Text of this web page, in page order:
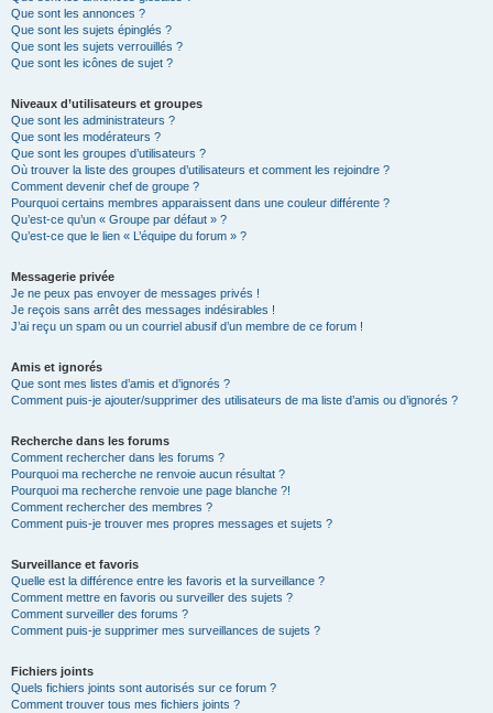
Que sont les annonces ?
Que sont les sujets épinglés ?
Que sont les sujets verrouillés ?
Que sont les icônes de sujet ?
Niveaux d’utilisateurs et groupes
Que sont les administrateurs ?
Que sont les modérateurs ?
Que sont les groupes d’utilisateurs ?
Où trouver la liste des groupes d’utilisateurs et comment les rejoindre ?
Comment devenir chef de groupe ?
Pourquoi certains membres apparaissent dans une couleur différente ?
Qu’est-ce qu’un « Groupe par défaut » ?
Qu’est-ce que le lien « L’équipe du forum » ?
Messagerie privée
Je ne peux pas envoyer de messages privés !
Je reçois sans arrêt des messages indésirables !
J’ai reçu un spam ou un courriel abusif d’un membre de ce forum !
Amis et ignorés
Que sont mes listes d’amis et d’ignorés ?
Comment puis-je ajouter/supprimer des utilisateurs de ma liste d’amis ou d’ignorés ?
Recherche dans les forums
Comment rechercher dans les forums ?
Pourquoi ma recherche ne renvoie aucun résultat ?
Pourquoi ma recherche renvoie une page blanche ?!
Comment rechercher des membres ?
Comment puis-je trouver mes propres messages et sujets ?
Surveillance et favoris
Quelle est la différence entre les favoris et la surveillance ?
Comment mettre en favoris ou surveiller des sujets ?
Comment surveiller des forums ?
Comment puis-je supprimer mes surveillances de sujets ?
Fichiers joints
Quels fichiers joints sont autorisés sur ce forum ?
Comment trouver tous mes fichiers joints ?